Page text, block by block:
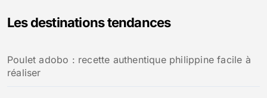
Les destinations tendances
Poulet adobo : recette authentique philippine facile à
réaliser